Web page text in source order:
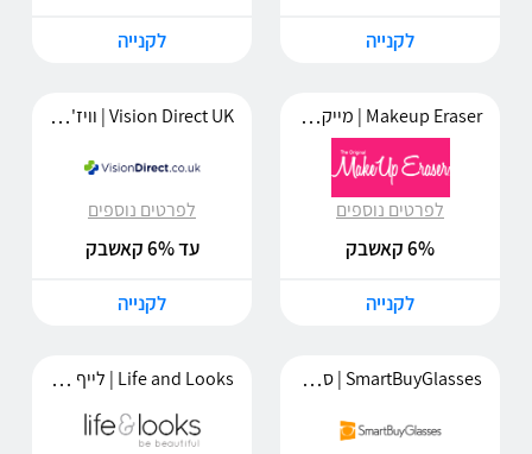
לקנייה לקנייה
Makeup Eraser | מייקאפ אירייסר
לפרטים נוספים
6% קאשבק
לקנייה
Vision Direct UK | וויז'ן דיירקט
לפרטים נוספים
עד 6% קאשבק
לקנייה
SmartBuyGlasses | סמרט ביי גלאסס Life and Looks | לייף אנד לוקס